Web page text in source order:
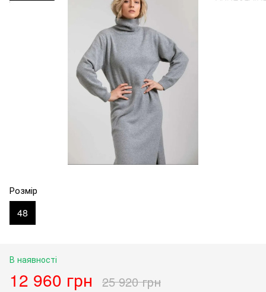
Розмір
48
В наявності
12 960 грн 25 920 грн